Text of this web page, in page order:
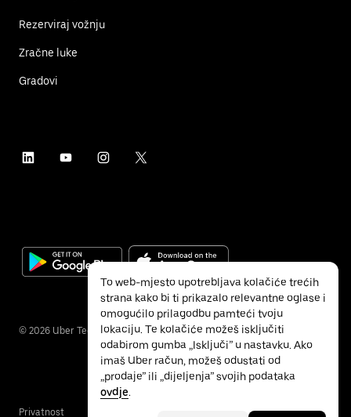
Rezerviraj vožnju
Zračne luke
Gradovi
© 2026 Uber Technologies Inc.
Privatnost
To web-mjesto upotrebljava kolačiće trećih
strana kako bi ti prikazalo relevantne oglase i
omogućilo prilagodbu pamteći tvoju
lokaciju. Te kolačiće možeš isključiti
odabirom gumba „Isključi” u nastavku. Ako
imaš Uber račun, možeš odustati od
„prodaje” ili „dijeljenja” svojih podataka
ovdje.